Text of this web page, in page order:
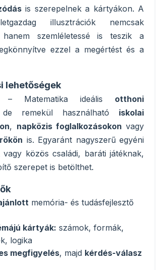
is szerepelnek a kártyákon. A
illusztrációk nemcsak
hanem szemléletessé is teszik a
ezzel a megértést és a
lehetőségek
– Matematika ideális otthoni
remekül használható iskolai
, napközis foglalkozásokon vagy
is. Egyaránt nagyszerű egyéni
vagy közös családi, baráti játéknak,
szerepet is betölthet.
memória- és tudásfejlesztő
kártyák: számok, formák,
logika
megfigyelés, majd kérdés-válasz